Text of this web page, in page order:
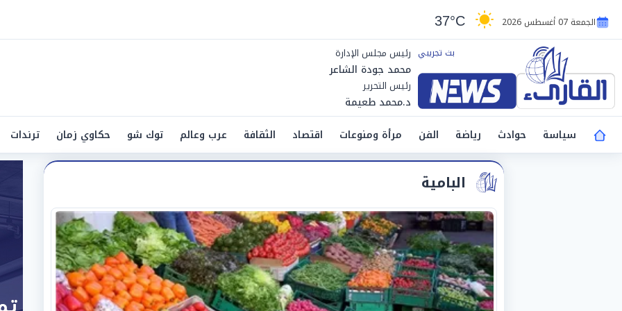
الجمعة 07 أغسطس 2026 37°C
رئيس مجلس الإدارة
محمد جودة الشاعر
رئيس التحرير
د.محمد طعيمة
سياسة
حوادث رياضة الفن مرأة ومنوعات اقتصاد الثقافة عرب وعالم توك شو حكاوي زمان ترندات
البامية